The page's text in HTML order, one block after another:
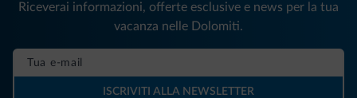
Riceverai informazioni, offerte esclusive e news per la tua
vacanza nelle Dolomiti.
ISCRIVITI ALLA NEWSLETTER